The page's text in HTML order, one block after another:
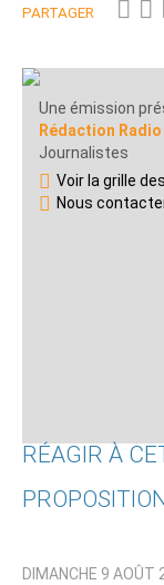
PARTAGER
Une émission
Rédaction
Journalistes
Voir la grille
Nous
RÉAGIR À
DIMANCHE 9 AOÛT